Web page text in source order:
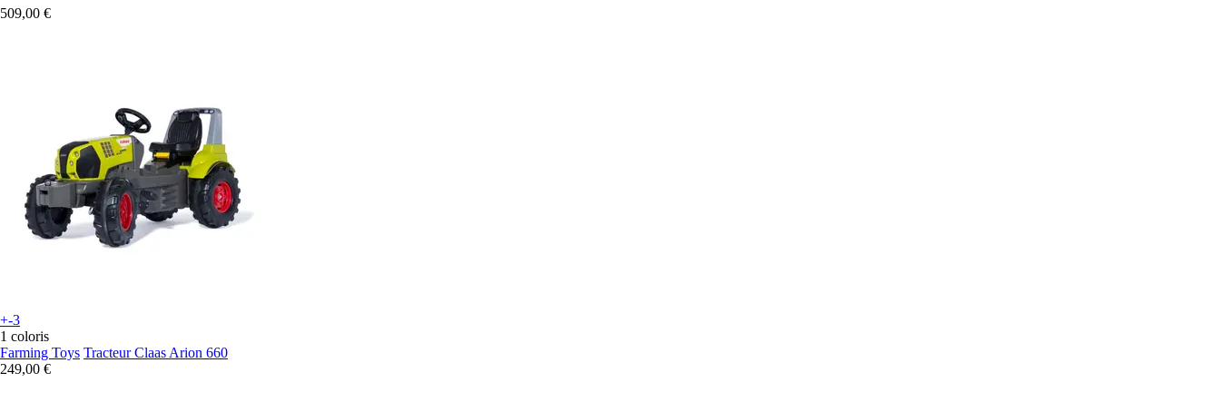
509,00 €
+-3
1 coloris
Farming Toys Tracteur Claas Arion 660
249,00 €